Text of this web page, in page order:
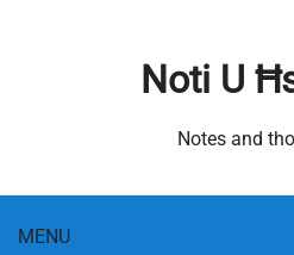
MENU
Noti U
Notes and